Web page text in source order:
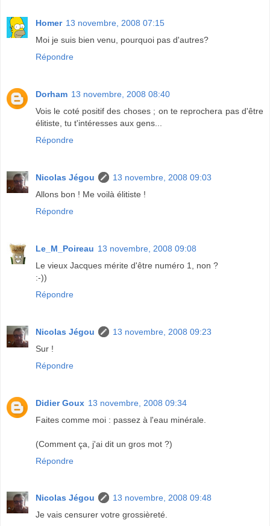
Homer 13 novembre, 2008 07:15
Moi je suis bien venu, pourquoi pas d'autres?
Répondre
Dorham 13 novembre, 2008 08:40
Vois le coté positif des choses ; on te reprochera pas d'être
élitiste, tu t'intéresses aux gens...
Répondre
Nicolas Jégou
13 novembre, 2008 09:03
Allons bon ! Me voilà élitiste !
Répondre
Le_M_Poireau 13 novembre, 2008 09:08
Le vieux Jacques mérite d'être numéro 1, non ?
:-))
Répondre
Nicolas Jégou
13 novembre, 2008 09:23
Sur !
Répondre
Didier Goux 13 novembre, 2008 09:34
Faites comme moi : passez à l'eau minérale.
(Comment ça, j'ai dit un gros mot ?)
Répondre
Nicolas Jégou
13 novembre, 2008 09:48
Je vais censurer votre grossièreté.